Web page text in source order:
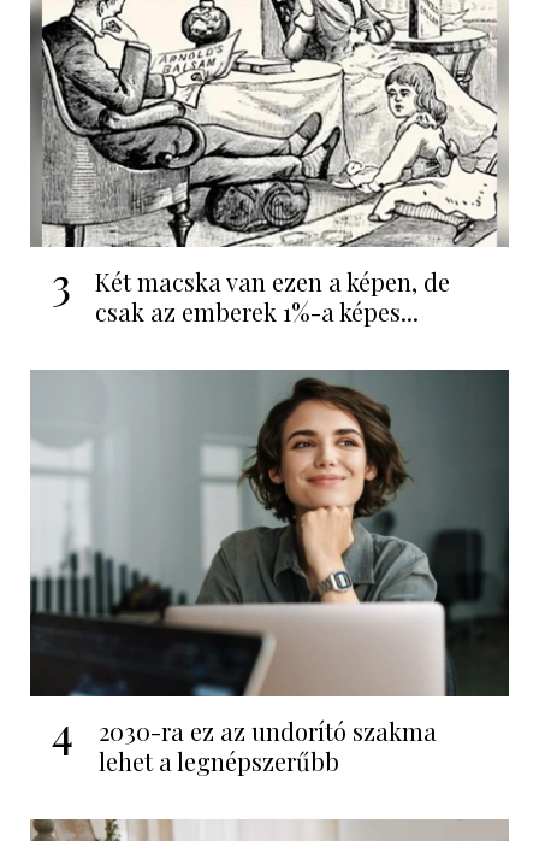
3
Két macska van ezen a képen, de
csak az emberek 1%-a képes...
4
2030-ra ez az undorító szakma
lehet a legnépszerűbb